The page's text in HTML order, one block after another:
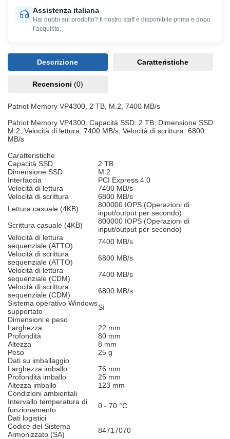
Assistenza italiana
Hai dubbi sul prodotto? Il nostro staff è disponibile prima e dopo
l’acquisto.
Descrizione Caratteristiche
Recensioni (0)
Patriot Memory VP4300, 2 TB, M.2, 7400 MB/s
Patriot Memory VP4300. Capacità SSD: 2 TB, Dimensione SSD:
M.2, Velocità di lettura: 7400 MB/s, Velocità di scrittura: 6800
MB/s
Caratteristiche
Capacità SSD
2 TB
Dimensione SSD
M.2
Interfaccia
PCI Express 4.0
Velocità di lettura
7400 MB/s
Velocità di scrittura
6800 MB/s
Lettura casuale (4KB)
800000 IOPS (Operazioni di
input/output per secondo)
Scrittura casuale (4KB)
800000 IOPS (Operazioni di
input/output per secondo)
Velocità di lettura
sequenziale (ATTO)
7400 MB/s
Velocità di scrittura
sequenziale (ATTO)
6800 MB/s
Velocità di lettura
sequenziale (CDM)
7400 MB/s
Velocità di scrittura
sequenziale (CDM)
6800 MB/s
Sistema operativo Windows
supportato
Sì
Dimensioni e peso
Larghezza
22 mm
Profondità
80 mm
Altezza
8 mm
Peso
25 g
Dati su imballaggio
Larghezza imballo
76 mm
Profondità imballo
25 mm
Altezza imballo
123 mm
Condizioni ambientali
Intervallo temperatura di
funzionamento
0 - 70 °C
Dati logistici
Codice del Sistema
Armonizzato (SA)
84717070